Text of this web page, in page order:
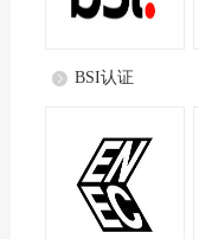
BSI认证